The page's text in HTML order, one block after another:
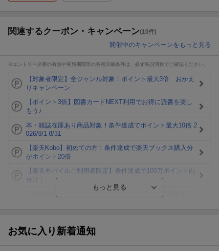
関連するクーポン・キャンペーン(10件)
開催中のキャンペーンをもっと見る
※エントリー必要の有無や実施期間等の各種詳細条件は、必ず各説明頁でご確認ください。
【対象者限定】全ジャンル対象！ポイント最大3倍 おかえ
りキャンペーン
【ポイント3倍】図書カードNEXT利用でお得に読書を楽し
もう♪
本・雑誌在庫あり商品対象！条件達成でポイント最大10倍 2
026/8/1-8/31
【楽天Kobo】初めての方！条件達成で楽天ブックス購入分
がポイント20倍
【楽天モバイルご利用者限定】条件達成で100万ポイント山
分け！
が当たる！
お気に入り新着通知